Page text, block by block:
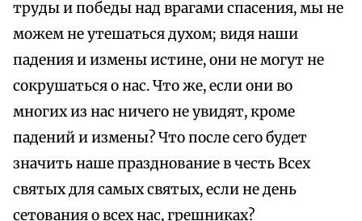
труды и победы над врагами спасения, мы не
можем не утешаться духом; видя наши
падения и измены истине, они не могут не
сокрушаться о нас. Что же, если они во
многих из нас ничего не увидят, кроме
падений и измены? Что после сего будет
значить наше празднование в честь Всех
святых для самых святых, если не день
сетования о всех нас, грешниках?